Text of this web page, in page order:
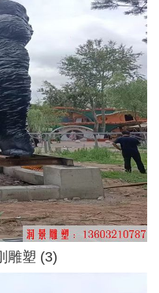
雕塑 (3)